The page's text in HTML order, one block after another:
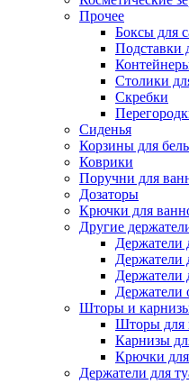
Прочее
Боксы для
Подставки
Столики
Скребки
Сиденья
Корзины для
Коврики
Поручни для
Дозаторы
Крючки для
Другие
Держатели
Держатели
Держатели
Держатели
Шторы и
Шторы для
Карнизы
Крючки
Держатели для